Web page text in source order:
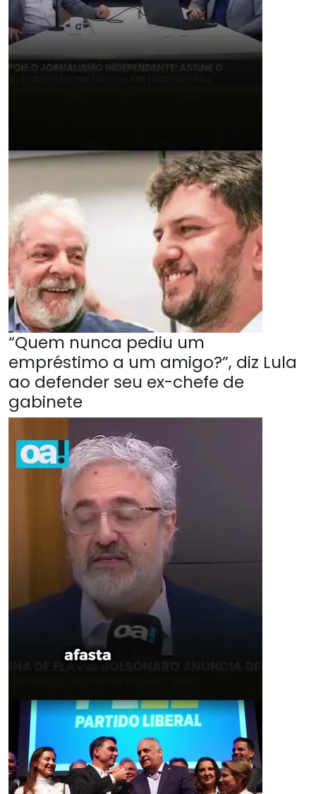
“Quem nunca pediu um
empréstimo a um amigo?”, diz Lula
ao defender seu ex-chefe de
gabinete